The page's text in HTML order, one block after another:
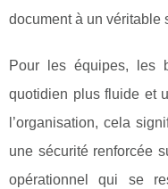
document à un véritable
Pour les équipes, les
quotidien plus fluide et
l’organisation, cela
une sécurité renforcée
opérationnel qui se